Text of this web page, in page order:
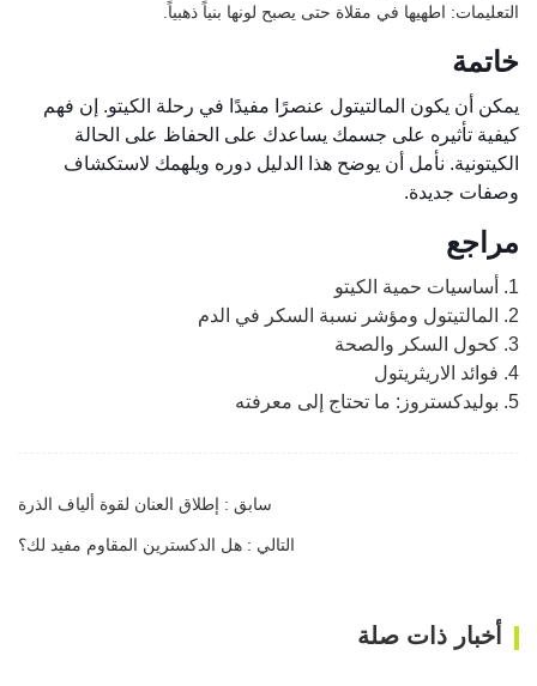
التعليمات: اطهيها في مقلاة حتى يصبح لونها بنياً ذهبياً.
خاتمة
يمكن أن يكون المالتيتول عنصرًا مفيدًا في رحلة الكيتو. إن فهم
كيفية تأثيره على جسمك يساعدك على الحفاظ على الحالة
الكيتونية. نأمل أن يوضح هذا الدليل دوره ويلهمك لاستكشاف
وصفات جديدة.
مراجع
1. أساسيات حمية الكيتو
2. المالتيتول ومؤشر نسبة السكر في الدم
3. كحول السكر والصحة
4. فوائد الاريثريتول
5. بوليدكستروز: ما تحتاج إلى معرفته
سابق : إطلاق العنان لقوة ألياف الذرة
التالي : هل الدكسترين المقاوم مفيد لك؟
أخبار ذات صلة